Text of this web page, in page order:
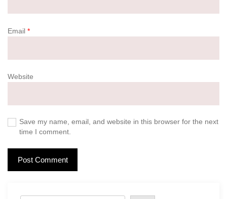
Email *
Website
Save my name, email, and website in this browser for the next
time I comment.